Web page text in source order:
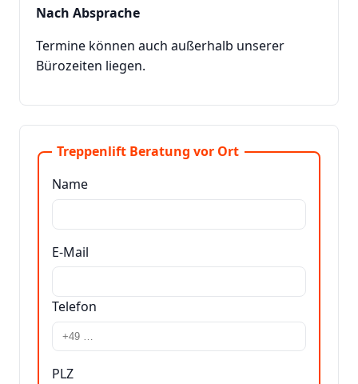
Nach Absprache
Termine können auch außerhalb unserer
Bürozeiten liegen.
Treppenlift Beratung vor Ort
Name
E-Mail
Telefon
PLZ